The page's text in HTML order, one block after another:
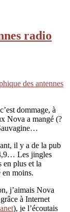
radio
des antennes
dommage, à
Nova a mangé (?
il y a de la pub
Les jingles
en plus et la
en moins.
j’aimais Nova
à Internet
), je l’écoutais